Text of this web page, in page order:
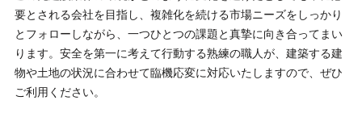
要とされる会社を目指し、複雑化を続ける市場ニーズをしっかり
とフォローしながら、一つひとつの課題と真摯に向き合ってまい
ります。安全を第一に考えて行動する熟練の職人が、建築する建
物や土地の状況に合わせて臨機応変に対応いたしますので、ぜひ
ご利用ください。